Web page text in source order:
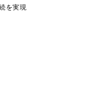
を実現